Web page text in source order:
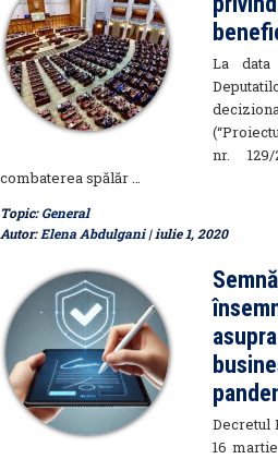
La data
nr.
combaterea spălăr …
Topic:General
Autor:Elena Abdulgani| iulie 1, 2020
Decretul
16